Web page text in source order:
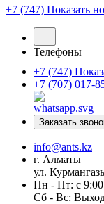
+7 (747) Показать
Телефоны
+7 (747)
+7 (707) 017-
Заказать
info@ants.kz
г. Алматы
ул.
Пн - Пт: с
Сб - Вс: